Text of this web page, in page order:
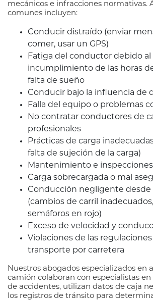
mecánicos e infracciones normativas.
comunes incluyen:
Conducir distraído (enviar
comer, usar un GPS)
Fatiga del conductor debido al
incumplimiento de las horas
falta de sueño
Conducir bajo la influencia de
Falla del equipo o problemas
No contratar conductores de
profesionales
Prácticas de carga
falta de sujeción de la carga)
Mantenimiento e
Carga sobrecargada o mal
Conducción negligente desde
(cambios de carril
semáforos en rojo)
Exceso de velocidad y
Violaciones de las
transporte por carretera
Nuestros abogados especializados en
camión colaboran con especialistas
de accidentes, utilizan datos de caja
los registros de tránsito para